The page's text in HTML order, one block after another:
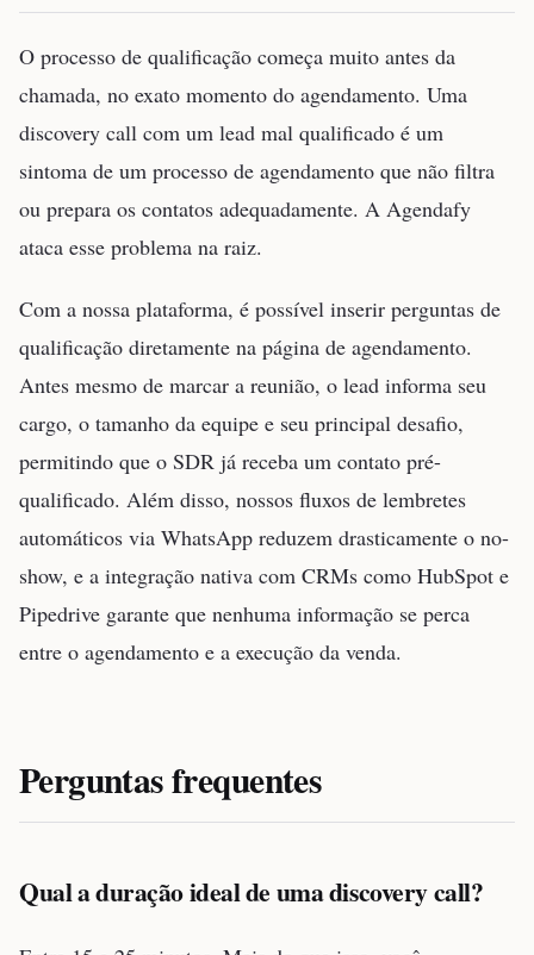
O processo de qualificação começa muito antes da
chamada, no exato momento do agendamento. Uma
discovery call com um lead mal qualificado é um
sintoma de um processo de agendamento que não filtra
ou prepara os contatos adequadamente. A Agendafy
ataca esse problema na raiz.
Com a nossa plataforma, é possível inserir perguntas de
qualificação diretamente na página de agendamento.
Antes mesmo de marcar a reunião, o lead informa seu
cargo, o tamanho da equipe e seu principal desafio,
permitindo que o SDR já receba um contato pré-
qualificado. Além disso, nossos fluxos de lembretes
automáticos via WhatsApp reduzem drasticamente o no-
show, e a integração nativa com CRMs como HubSpot e
Pipedrive garante que nenhuma informação se perca
entre o agendamento e a execução da venda.
Perguntas frequentes
Qual a duração ideal de uma discovery call?